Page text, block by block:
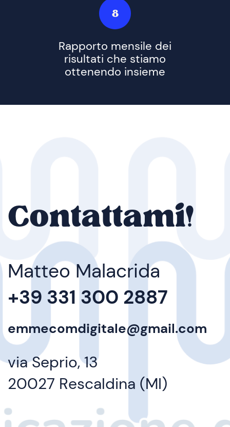
8
Rapporto mensile dei
risultati che stiamo
ottenendo insieme
Contattami!
Matteo Malacrida
+39 331 300 2887
emmecomdigitale@gmail.com
via Seprio, 13
20027 Rescaldina (MI)